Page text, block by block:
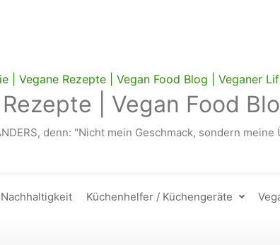
| Vegan Food
denn: "Nicht mein Geschmack, sondern
Küchenhelfer / Küchengeräte